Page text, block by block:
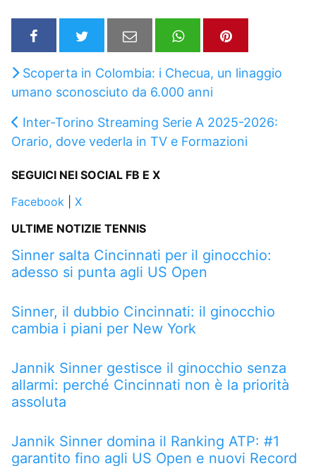
Scoperta in Colombia: i Checua, un linaggio
umano sconosciuto da 6.000 anni
Inter-Torino Streaming Serie A 2025-2026:
Orario, dove vederla in TV e Formazioni
SEGUICI NEI SOCIAL FB E X
Facebook
X
ULTIME NOTIZIE TENNIS
Sinner salta Cincinnati per il ginocchio:
adesso si punta agli US Open
Sinner, il dubbio Cincinnati: il ginocchio
cambia i piani per New York
Jannik Sinner gestisce il ginocchio senza
allarmi: perché Cincinnati non è la priorità
assoluta
Jannik Sinner domina il Ranking ATP: #1
garantito fino agli US Open e nuovi Record